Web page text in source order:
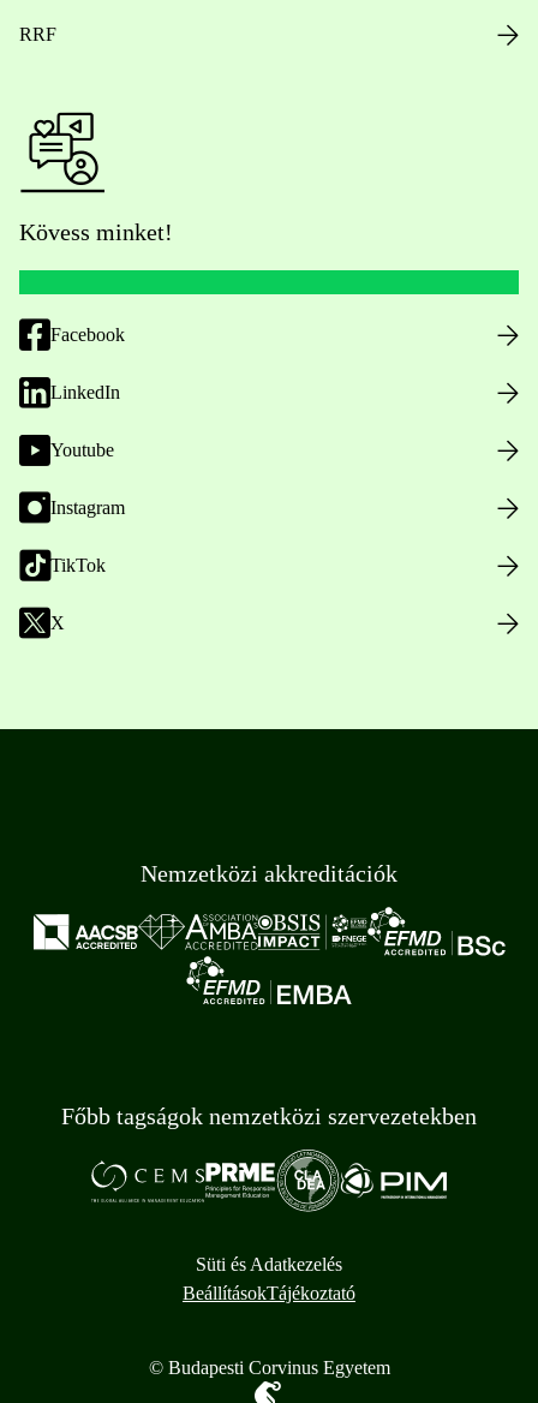
RRF
Kövess minket!
Facebook
LinkedIn
Youtube
Instagram
TikTok
X
Nemzetközi akkreditációk
Főbb tagságok nemzetközi szervezetekben
Süti és Adatkezelés
BeállításokTájékoztató
© Budapesti Corvinus Egyetem